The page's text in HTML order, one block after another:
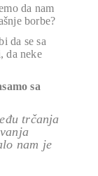
da nam
borbe?
da se sa
da neke
sa
trčanja
nam je